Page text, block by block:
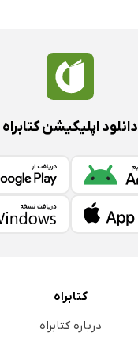
دانلود اپلیکیشن کتابراه
کتابراه
درباره کتابراه